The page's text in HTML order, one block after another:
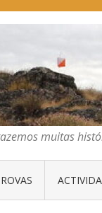
DO CENTRO
histórias para
muitas